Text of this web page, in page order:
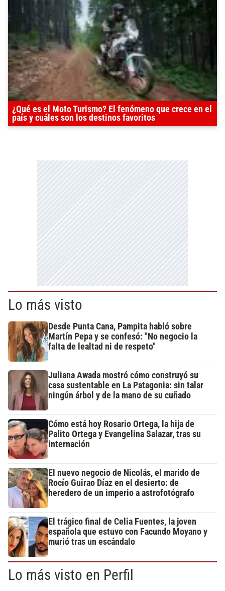
¿Qué es el Moto Turismo? El fenómeno que crece en el
país y cuáles son los destinos favoritos
Lo más visto
Desde Punta Cana, Pampita habló sobre
Martín Pepa y se confesó: "No negocio la
falta de lealtad ni de respeto"
Juliana Awada mostró cómo construyó su
casa sustentable en La Patagonia: sin talar
ningún árbol y de la mano de su cuñado
Cómo está hoy Rosario Ortega, la hija de
Palito Ortega y Evangelina Salazar, tras su
internación
El nuevo negocio de Nicolás, el marido de
Rocío Guirao Díaz en el desierto: de
heredero de un imperio a astrofotógrafo
El trágico final de Celia Fuentes, la joven
española que estuvo con Facundo Moyano y
murió tras un escándalo
Lo más visto en Perfil